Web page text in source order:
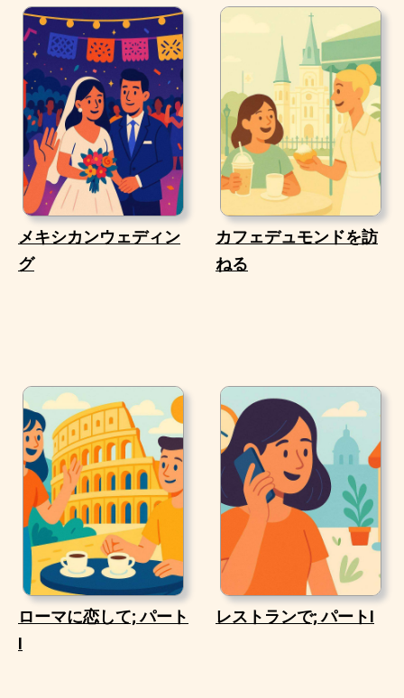
メキシカンウェディン
グ
カフェデュモンドを訪
ねる
ローマに恋して; パート
I
レストランで; パートI